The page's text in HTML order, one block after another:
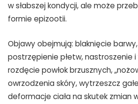
w słabszej kondycji, ale może
formie epizootii.
Objawy obejmują: blaknięcie
postrzępienie płetw, nastroszenie i
rozdęcie powłok brzusznych,
owrzodzenia skóry, wytrzeszcz
deformacje ciała na skutek zmian